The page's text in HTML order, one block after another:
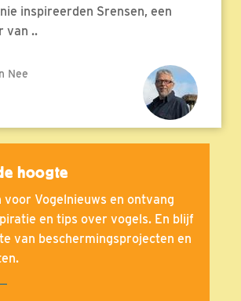
inspireerden Srensen, een
van ..
Nee
hoogte
voor Vogelnieuws en ontvang
en tips over vogels. En blijf
van beschermingsprojecten en